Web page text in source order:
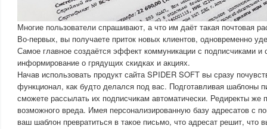
Многие пользователи спрашивают, а что им даёт такая почтовая
Во-первых, вы получаете приток новых клиентов, одновременно
Самое главное создаётся эффект коммуникации с подписчиками и
информирование о грядущих скидках и акциях.
Начав использовать продукт сайта SPIDER SOFT вы сразу
функционал, как будто делался под вас. Подготавливая шаблоны
сможете рассылать их подписчикам автоматически. Редиректы же
возможного вреда. Имея персонализированную базу адресатов с
ваш шаблон превратиться в такое письмо, что адресат решит, что